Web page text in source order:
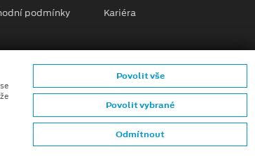
podmínky
Kariéra
modelů vozidel a generativní
Odmítnout
Povolit vybrané
Povolit vše